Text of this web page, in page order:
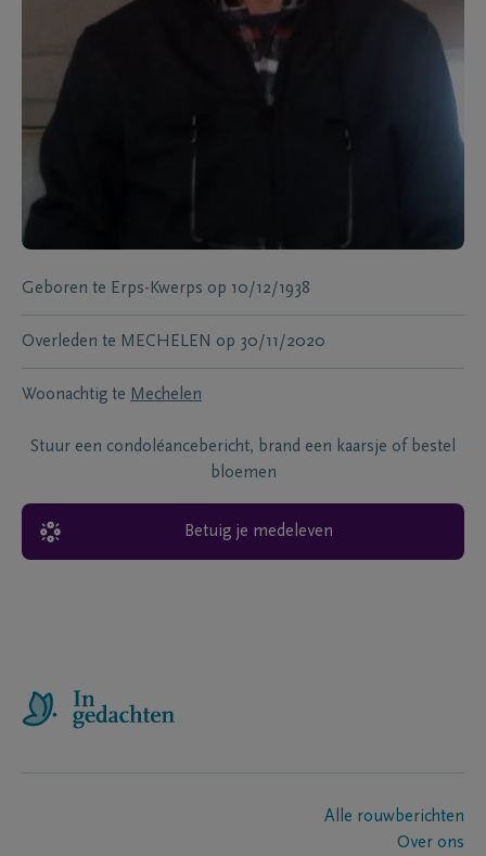
Geboren te Erps-Kwerps op 10/12/1938
Overleden te MECHELEN op 30/11/2020
Woonachtig te Mechelen
Stuur een condoléancebericht, brand een kaarsje of bestel
bloemen
Betuig je medeleven
Alle rouwberichten
Over ons